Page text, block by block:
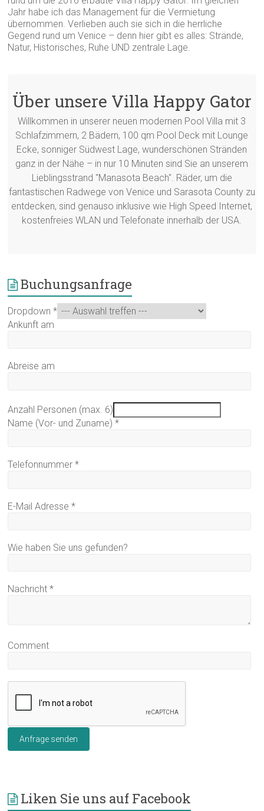
Jahr habe ich das Management für die Vermietung
übernommen. Verlieben auch sie sich in die herrliche
Gegend rund um Venice – denn hier gibt es alles: Strände,
Natur, Historisches, Ruhe UND zentrale Lage.
Über unsere Villa Happy Gator
Willkommen in unserer neuen modernen Pool Villa mit 3
Schlafzimmern, 2 Bädern, 100 qm Pool Deck mit Lounge
Ecke, sonniger Südwest Lage, wunderschönen Stränden
ganz in der Nähe – in nur 10 Minuten sind Sie an unserem
Lieblingsstrand "Manasota Beach". Räder, um die
fantastischen Radwege von Venice und Sarasota County zu
entdecken, sind genauso inklusive wie High Speed Internet,
kostenfreies WLAN und Telefonate innerhalb der USA.
Buchungsanfrage
Dropdown*
Ankunft am
Abreise am
Anzahl Personen (max. 6)
Name (Vor- und Zuname)*
Telefonnummer*
E-Mail Adresse*
Wie haben Sie uns gefunden?
Nachricht*
Comment
Anfrage senden
Liken Sie uns auf Facebook